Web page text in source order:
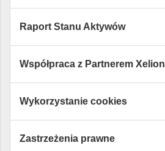
Raport Stanu Aktywów
Współpraca z Partnerem Xelion
Wykorzystanie cookies
Zastrzeżenia prawne